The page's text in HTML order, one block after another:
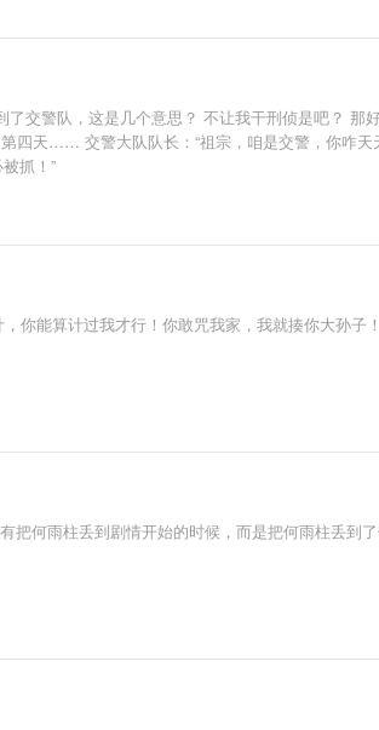
交警队，这是几个意思？ 不让我干刑侦是吧？ 那
四天…… 交警大队队长：“祖宗，咱是交警，你咋天
抓！”
你能算计过我才行！你敢咒我家，我就揍你大孙子
何雨柱丢到剧情开始的时候，而是把何雨柱丢到